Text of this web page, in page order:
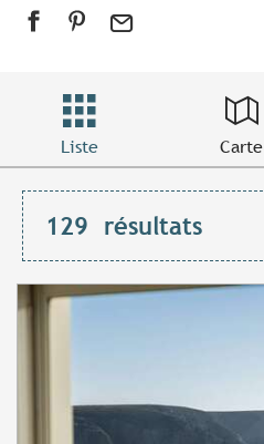
Liste Carte
129 résultats